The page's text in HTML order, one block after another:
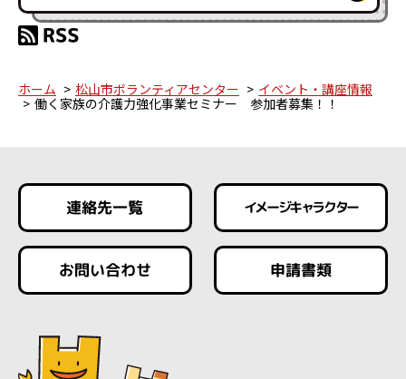
ホーム 松山市ボランティアセンター
イベント・講座情報
働く家族の介護力強化事業セミナー 参加者募集！！
連絡先一覧 イメージキャラクター
お問い合わせ 申請書類